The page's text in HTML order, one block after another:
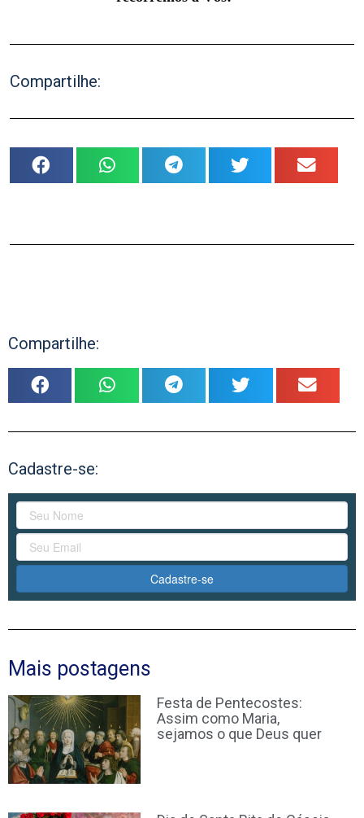
Compartilhe:
Compartilhe:
Cadastre-se:
Cadastre-se
Mais postagens
Festa de Pentecostes:
Assim como Maria,
sejamos o que Deus quer